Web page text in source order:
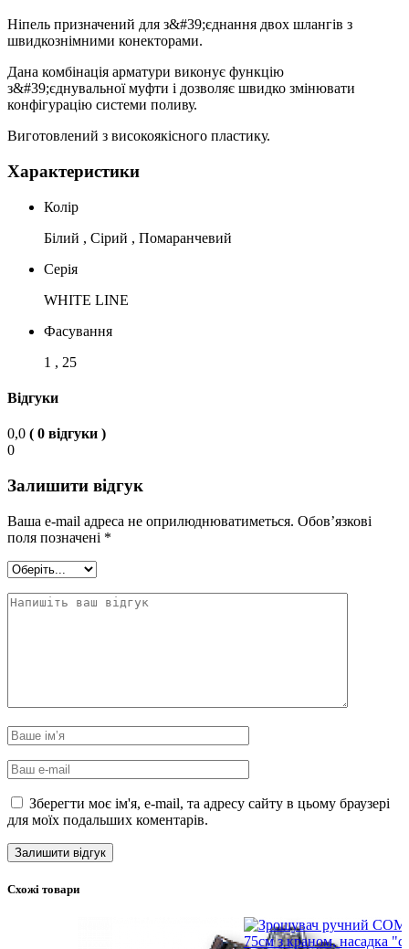
Ніпель призначений для з&#39;єднання двох шлангів з
швидкознімними конекторами.
Дана комбінація арматури виконує функцію
з&#39;єднувальної муфти і дозволяє швидко змінювати
конфігурацію системи поливу.
Виготовлений з високоякісного пластику.
Характеристики
Колір
Білий , Сірий , Помаранчевий
Серія
WHITE LINE
Фасування
1 , 25
Відгуки
0,0 ( 0 відгуки )
0
Залишити відгук
Ваша e-mail адреса не оприлюднюватиметься. Обов’язкові
поля позначені *
Зберегти моє ім'я, e-mail, та адресу сайту в цьому браузері
для моїх подальших коментарів.
Схожі товари